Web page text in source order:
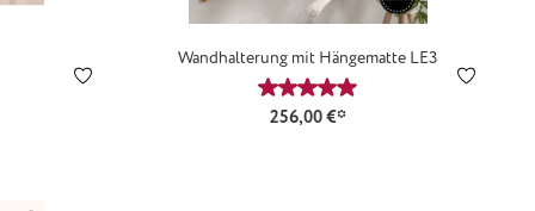
Bewertung von 5 von 5 Sternen
Wandhalterung mit Hängematte LE3
Durchschnittliche Bewertung
256,00 €*